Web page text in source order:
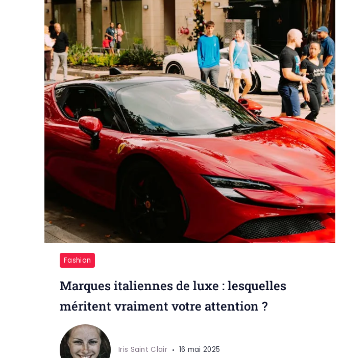
Fashion
Marques italiennes de luxe : lesquelles
méritent vraiment votre attention ?
Iris Saint Clair 16 mai 2025